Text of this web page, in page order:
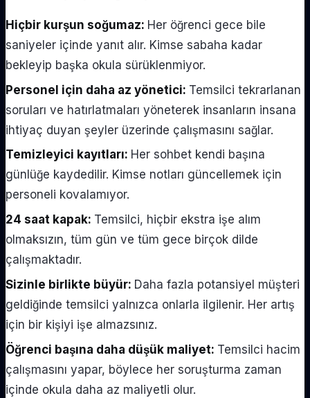
Hiçbir kurşun soğumaz: Her öğrenci gece bile
saniyeler içinde yanıt alır. Kimse sabaha kadar
bekleyip başka okula sürüklenmiyor.
Personel için daha az yönetici: Temsilci tekrarlanan
soruları ve hatırlatmaları yöneterek insanların insana
ihtiyaç duyan şeyler üzerinde çalışmasını sağlar.
Temizleyici kayıtları: Her sohbet kendi başına
günlüğe kaydedilir. Kimse notları güncellemek için
personeli kovalamıyor.
24 saat kapak: Temsilci, hiçbir ekstra işe alım
olmaksızın, tüm gün ve tüm gece birçok dilde
çalışmaktadır.
Sizinle birlikte büyür: Daha fazla potansiyel müşteri
geldiğinde temsilci yalnızca onlarla ilgilenir. Her artış
için bir kişiyi işe almazsınız.
Öğrenci başına daha düşük maliyet: Temsilci hacim
çalışmasını yapar, böylece her soruşturma zaman
içinde okula daha az maliyetli olur.